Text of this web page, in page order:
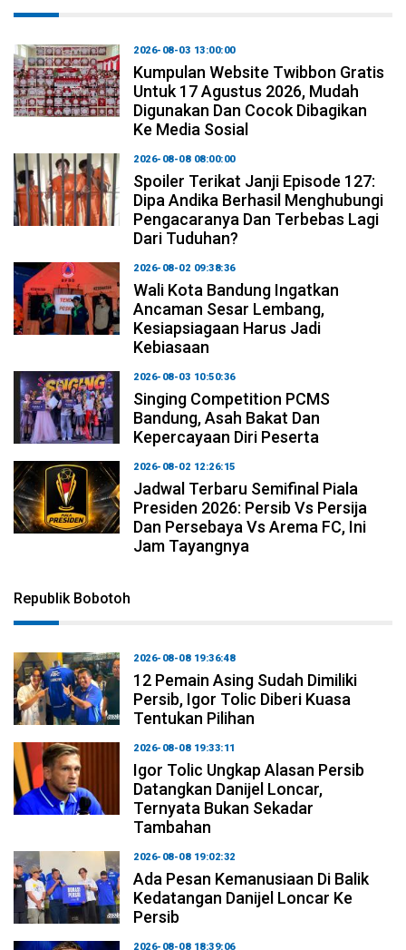
2026-08-03 13:00:00
Kumpulan Website Twibbon Gratis
Untuk 17 Agustus 2026, Mudah
Digunakan Dan Cocok Dibagikan
Ke Media Sosial
2026-08-08 08:00:00
Spoiler Terikat Janji Episode 127:
Dipa Andika Berhasil Menghubungi
Pengacaranya Dan Terbebas Lagi
Dari Tuduhan?
2026-08-02 09:38:36
Wali Kota Bandung Ingatkan
Ancaman Sesar Lembang,
Kesiapsiagaan Harus Jadi
Kebiasaan
2026-08-03 10:50:36
Singing Competition PCMS
Bandung, Asah Bakat Dan
Kepercayaan Diri Peserta
2026-08-02 12:26:15
Jadwal Terbaru Semifinal Piala
Presiden 2026: Persib Vs Persija
Dan Persebaya Vs Arema FC, Ini
Jam Tayangnya
Republik Bobotoh
2026-08-08 19:36:48
12 Pemain Asing Sudah Dimiliki
Persib, Igor Tolic Diberi Kuasa
Tentukan Pilihan
2026-08-08 19:33:11
Igor Tolic Ungkap Alasan Persib
Datangkan Danijel Loncar,
Ternyata Bukan Sekadar
Tambahan
2026-08-08 19:02:32
Ada Pesan Kemanusiaan Di Balik
Kedatangan Danijel Loncar Ke
Persib
2026-08-08 18:39:06